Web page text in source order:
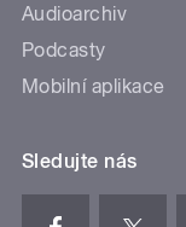
Audioarchiv
Podcasty
Mobilní aplikace
Sledujte nás